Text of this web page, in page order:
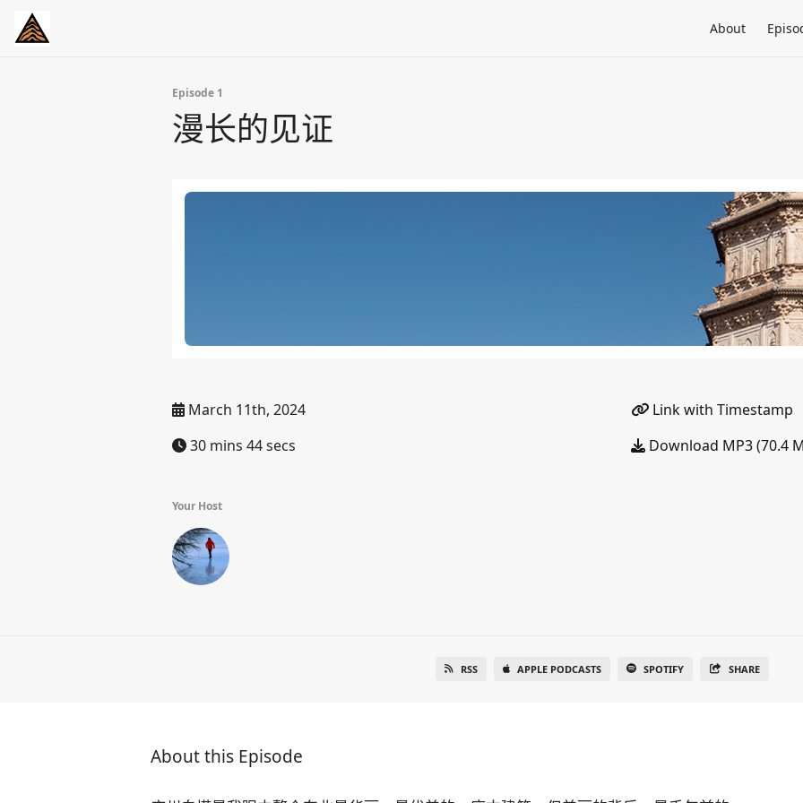
About
Episode 1
漫长的见证
March 11th, 2024
30 mins 44 secs
Link with Timestamp
Download MP3 (70.4
Your Host
RSS APPLE PODCASTS SPOTIFY SHARE
About this Episode